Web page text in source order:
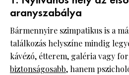
aranyszabálya
Bármennyire szimpatikus is a
találkozás helyszíne mindig
kávézó, étterem, galéria vagy
biztonságosabb, hanem